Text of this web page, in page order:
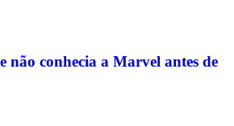
não conhecia a Marvel antes de